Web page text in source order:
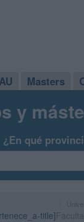
Masters
y
¿En qué
title]